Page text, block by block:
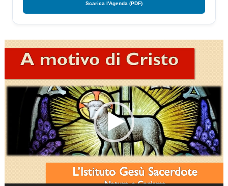
Scarica l'Agenda (PDF)
Player